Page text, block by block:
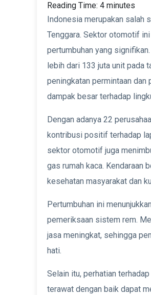
Reading Time: 4 minutes
Indonesia merupakan salah
Tenggara. Sektor otomotif
pertumbuhan yang
lebih dari 133 juta unit pada
peningkatan permintaan dan
dampak besar terhadap
Dengan adanya 22
kontribusi positif terhadap
sektor otomotif juga
gas rumah kaca. Kendaraan
kesehatan masyarakat dan
Pertumbuhan ini
pemeriksaan sistem rem.
jasa meningkat, sehingga
hati.
Selain itu, perhatian
terawat dengan baik dapat